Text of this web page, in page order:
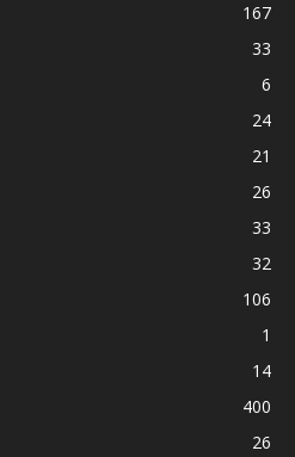
167
33
6
24
21
26
33
32
106
1
14
400
26